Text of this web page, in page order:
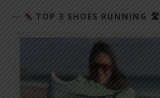
TOP 3 SHOES RUNNING 🛣